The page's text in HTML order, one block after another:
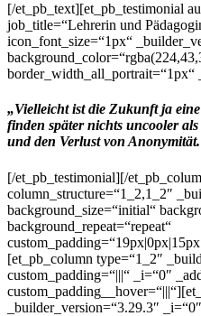
[/et_pb_text][et_pb_testimonial
job_title=“Lehrerin und
icon_font_size=“1px“
border_width_all_portrait=“1px“
„Vielleicht ist die Zukunft ja
finden später nichts uncooler
und den Verlust von
[/et_pb_testimonial][/
column_structure=“1_2,1_2″
background_size=“initial“
background_repeat=“repeat“
[et_pb_column type=“1_2″
custom_padding=“|||“ _i=“0″
_builder_version=“3.29.3″